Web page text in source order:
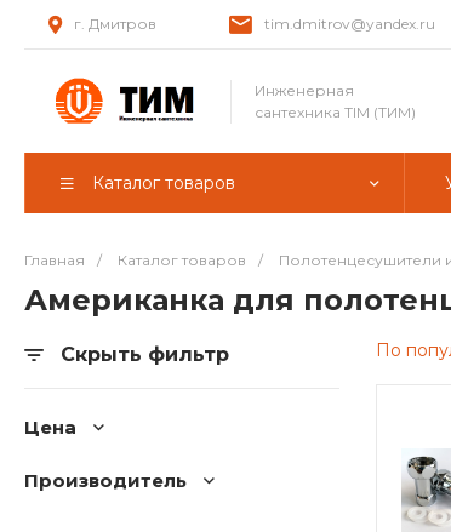
г. Дмитров tim.dmitrov@yandex.ru
Инженерная
сантехника TIM (ТИМ)
Каталог товаров
Главная / Каталог товаров / Полотенцесушители
Американка для
Скрыть фильтр
Цена
Производитель
По